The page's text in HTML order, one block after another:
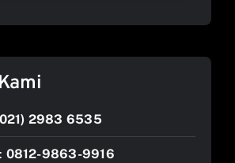
2983 6535
0812-9863-9916